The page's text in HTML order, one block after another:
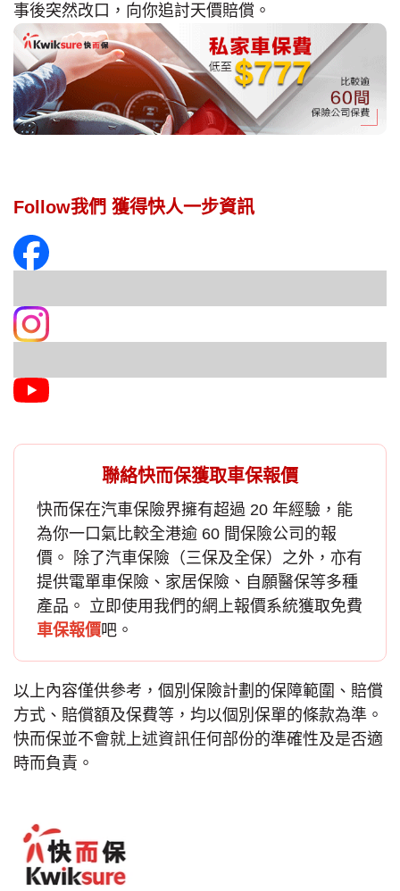
事後突然改口，向你追討天價賠償。
Follow我們 獲得快人一步資訊
聯絡快而保獲取車保報價
快而保在汽車保險界擁有超過 20 年經驗，能
為你一口氣比較全港逾 60 間保險公司的報
價。 除了汽車保險 （三保及全保）之外，亦有
提供電單車保險、家居保險、自願醫保等多種
產品。 立即使用我們的網上報價系統獲取免費
車保報價吧。
以上內容僅供參考，個別保險計劃的保障範圍、賠償
方式、賠償額及保費等，均以個別保單的條款為準。
快而保並不會就上述資訊任何部份的準確性及是否適
時而負責。